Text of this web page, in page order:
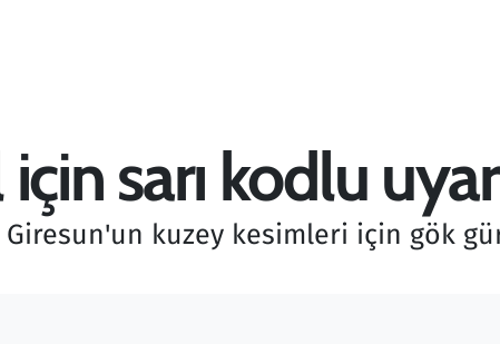
sarı kodlu
kuzey kesimleri için gök